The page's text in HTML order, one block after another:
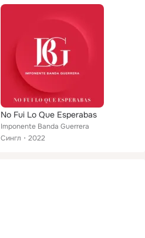
No Fui Lo Que Esperabas
Imponente Banda Guerrera
Сингл
2022